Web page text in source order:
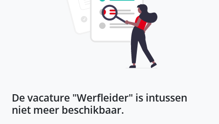
De vacature "Werfleider" is intussen
niet meer beschikbaar.